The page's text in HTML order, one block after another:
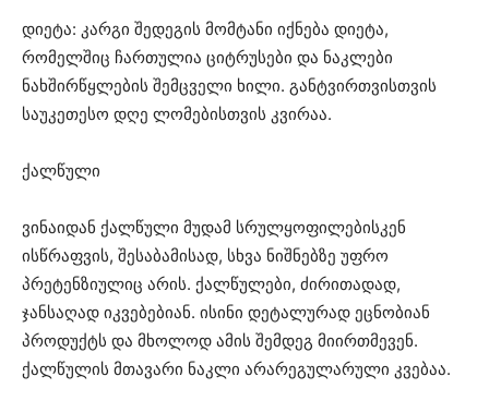
დიეტა: კარგი შედეგის მომტანი იქნება დიეტა,
რომელშიც ჩართულია ციტრუსები და ნაკლები
ნახშირწყლების შემცველი ხილი. განტვირთვისთვის
საუკეთესო დღე ლომებისთვის კვირაა.
ქალწული
ვინაიდან ქალწული მუდამ სრულყოფილებისკენ
ისწრაფვის, შესაბამისად, სხვა ნიშნებზე უფრო
პრეტენზიულიც არის. ქალწულები, ძირითადად,
ჯანსაღად იკვებებიან. ისინი დეტალურად ეცნობიან
პროდუქტს და მხოლოდ ამის შემდეგ მიირთმევენ.
ქალწულის მთავარი ნაკლი არარეგულარული კვებაა.